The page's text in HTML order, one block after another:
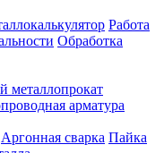
Работа
Обработка
арматура
Аргонная сварка Пайка